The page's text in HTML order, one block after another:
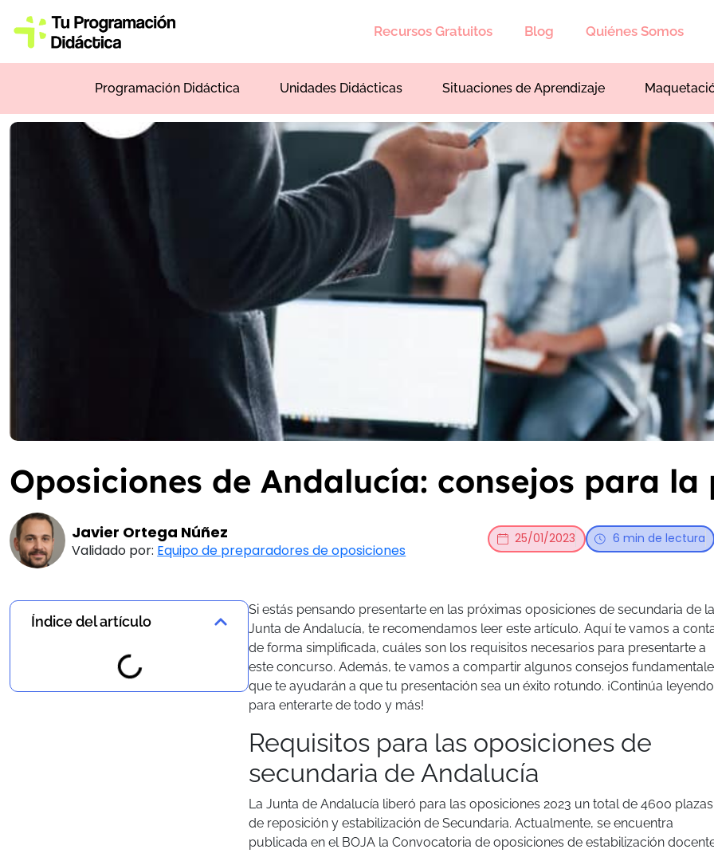
Recursos Gratuitos Blog Quiénes Somos
Programación Didáctica Unidades Didácticas Situaciones de Aprendizaje
Oposiciones de Andalucía: consejos para
Javier Ortega Núñez
Validado por: Equipo de preparadores de oposiciones
25/01/2023 6 min de lectura
Índice del artículo
Si estás pensando presentarte en las próximas oposiciones de secundaria de la
Junta de Andalucía, te recomendamos leer este artículo. Aquí te vamos a
de forma simplificada, cuáles son los requisitos necesarios para presentarte a
este concurso. Además, te vamos a compartir algunos consejos
que te ayudarán a que tu presentación sea un éxito rotundo. ¡Continúa leyendo
para enterarte de todo y más!
Requisitos para las oposiciones de
secundaria de Andalucía
La Junta de Andalucía liberó para las oposiciones 2023 un total de 4600 plazas
de reposición y estabilización de Secundaria. Actualmente, se encuentra
publicada en el BOJA la Convocatoria de oposiciones de estabilización